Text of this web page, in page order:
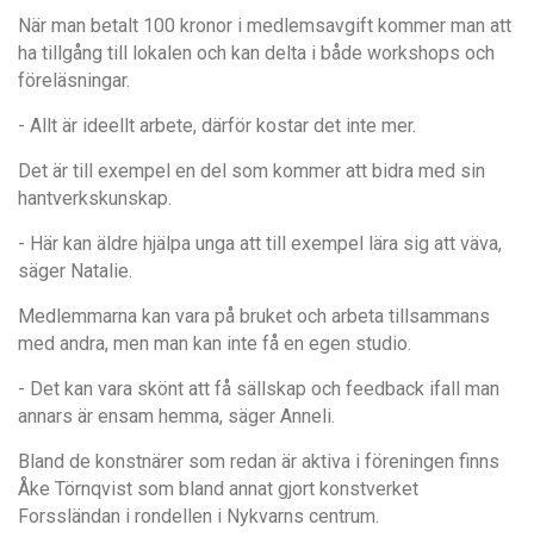
När man betalt 100 kronor i medlemsavgift kommer man att
ha tillgång till lokalen och kan delta i både workshops och
föreläsningar.
- Allt är ideellt arbete, därför kostar det inte mer.
Det är till exempel en del som kommer att bidra med sin
hantverkskunskap.
- Här kan äldre hjälpa unga att till exempel lära sig att väva,
säger Natalie.
Medlemmarna kan vara på bruket och arbeta tillsammans
med andra, men man kan inte få en egen studio.
- Det kan vara skönt att få sällskap och feedback ifall man
annars är ensam hemma, säger Anneli.
Bland de konstnärer som redan är aktiva i föreningen finns
Åke Törnqvist som bland annat gjort konstverket
Forssländan i rondellen i Nykvarns centrum.